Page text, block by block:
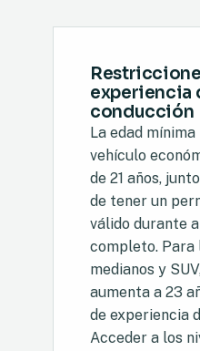
experiencia
conducción
La edad
vehículo
de 21 años,
de tener un
válido durante
completo. Para
medianos y
aumenta a 23
de experiencia
Acceder a los